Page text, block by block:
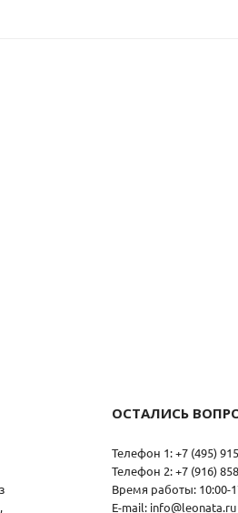
ОСТАЛИСЬ
Телефон 1: +7 (495)
Телефон 2: +7 (916)
Время работы: 10:00-
E-mail: info@leonata.ru